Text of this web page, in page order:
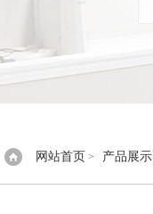
网站首页 > 产品展示